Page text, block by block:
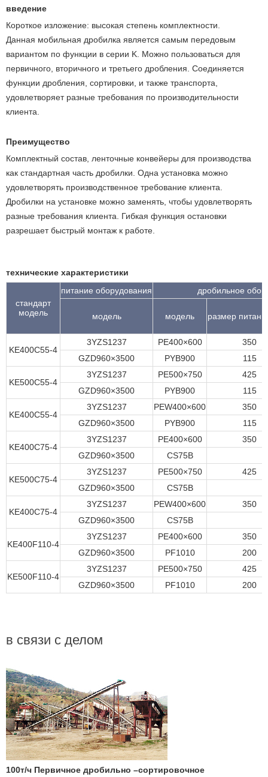
введение
Короткое изложение: высокая степень комплектности.
Данная мобильная дробилка является самым передовым
вариантом по функции в серии K. Можно пользоваться для
первичного, вторичного и третьего дробления. Соединяется
функции дробления, сортировки, и также транспорта,
удовлетворяет разные требования по производительности
клиента.
Преимущество
Комплектный состав, ленточные конвейеры для производства
как стандартная часть дробилки. Одна установка можно
удовлетворять производственное требование клиента.
Дробилки на установке можно заменять, чтобы удовлетворять
разные требования клиента. Гибкая функция остановки
разрешает быстрый монтаж к работе.
технические характеристики
стандарт
модель
питание оборудования дробильное
модель модель размер
KE400C55-4
3YZS1237 PE400×600
350
GZD960×3500
PYB900 115
KE500C55-4
3YZS1237 PE500×750
425
GZD960×3500
PYB900 115
KE400C55-4
3YZS1237 PEW400×600
350
GZD960×3500
PYB900 115
KE400C75-4
3YZS1237 PE400×600
350
GZD960×3500
CS75B
KE500C75-4
3YZS1237 PE500×750
425
GZD960×3500
CS75B
KE400C75-4
3YZS1237 PEW400×600
350
GZD960×3500
CS75B
KE400F110-4
3YZS1237 PE400×600
350
GZD960×3500
PF1010 200
KE500F110-4
3YZS1237 PE500×750
425
GZD960×3500
PF1010 200
в связи с делом
100т/ч Первичное дробильно –сортировочное